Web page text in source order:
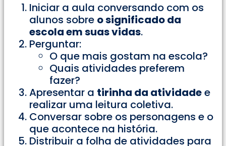
Iniciar a aula conversando com os
alunos sobre o significado da
escola em suas vidas.
Perguntar:
O que mais gostam na escola?
Quais atividades preferem
fazer?
Apresentar a tirinha da atividadee
realizar uma leitura coletiva.
Conversar sobre os personagens e o
que acontece na história.
Distribuir a folha de atividades para